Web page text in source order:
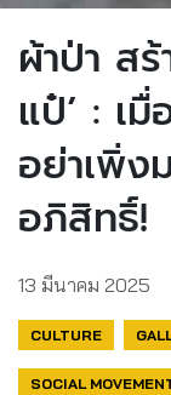
ผ้าป่า ส
แป๋’ : เ
อย่าเพิ่
อภิสิทธิ์!
13 มีนาคม 2025
CULTURE
SOCIAL